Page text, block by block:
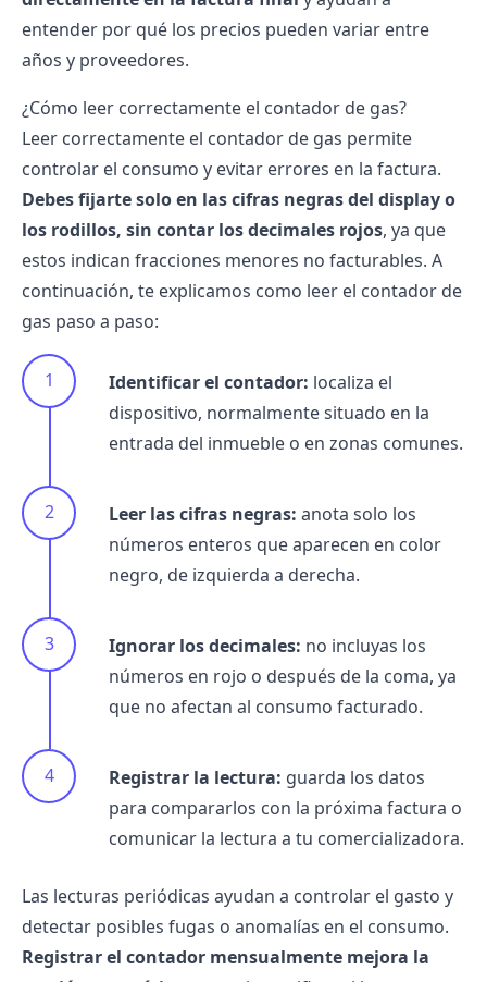
entender por qué los precios pueden variar entre
años y proveedores.
¿Cómo leer correctamente el contador de gas?
Leer correctamente el contador de gas permite
controlar el consumo y evitar errores en la factura.
Debes fijarte solo en las cifras negras del display o
los rodillos, sin contar los decimales rojos, ya que
estos indican fracciones menores no facturables. A
continuación, te explicamos como leer el contador de
gas paso a paso:
Identificar el contador: localiza el
dispositivo, normalmente situado en la
entrada del inmueble o en zonas comunes.
Leer las cifras negras: anota solo los
números enteros que aparecen en color
negro, de izquierda a derecha.
Ignorar los decimales: no incluyas los
números en rojo o después de la coma, ya
que no afectan al consumo facturado.
Registrar la lectura: guarda los datos
para compararlos con la próxima factura o
comunicar la lectura a tu comercializadora.
Las lecturas periódicas ayudan a controlar el gasto y
detectar posibles fugas o anomalías en el consumo.
Registrar el contador mensualmente mejora la